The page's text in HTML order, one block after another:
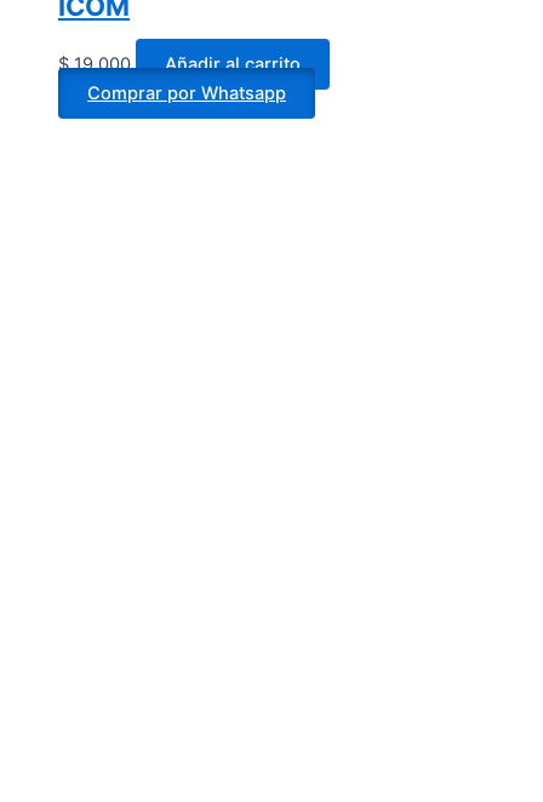
ICOM
$19.000
Añadir al carrito
Comprar por Whatsapp